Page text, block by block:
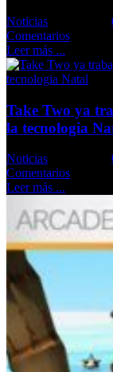
Noticias
Comentarios
Leer más ...
Take Two ya
la tecnologia
Noticias
Comentarios
Leer más ...